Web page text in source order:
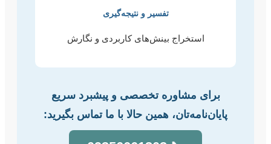
تفسیر و نتیجه‌گیری
استخراج بینش‌های کاربردی و نگارش
برای مشاوره تخصصی و پیشبرد سریع
پایان‌نامه‌تان، همین حالا با ما تماس بگیرید: